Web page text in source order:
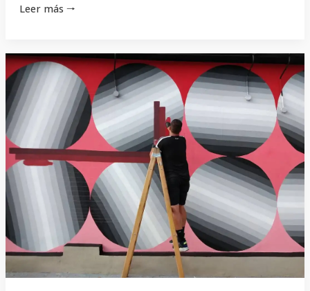
Leer más 🠒
De
lo
geométrico
a
orgánico